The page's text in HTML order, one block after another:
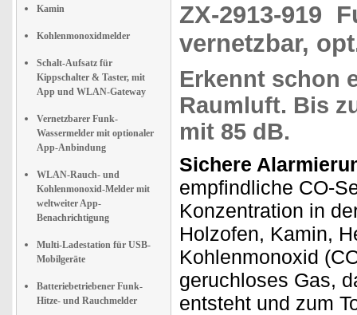
Kamin
Kohlenmonoxidmelder
Schalt-Aufsatz für
Kippschalter & Taster, mit
App und WLAN-Gateway
Vernetzbarer Funk-
Wassermelder mit optionaler
App-Anbindung
WLAN-Rauch- und
Kohlenmonoxid-Melder mit
weltweiter App-
Benachrichtigung
Multi-Ladestation für USB-
Mobilgeräte
Batteriebetriebener Funk-
Hitze- und Rauchmelder
ZX-2913-919
vernetzbar,
Erkennt schon
Raumluft. Bis
mit 85 dB.
Sichere
empfindliche CO-
Konzentration in
Holzofen, Kamin,
Kohlenmonoxid
geruchloses Gas,
entsteht und zum